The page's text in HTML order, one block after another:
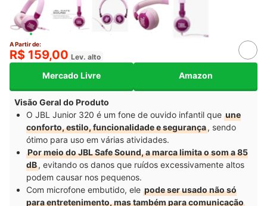
A Partir de:
R$ 159,00 Lev. alto
Mercado Livre Amazon
Visão Geral do Produto
O JBL Junior 320 é um fone de ouvido infantil que une
conforto, estilo, funcionalidade e segurança, sendo
ótimo para uso em várias atividades.
Por meio do JBL Safe Sound, a marca limita o som a 85
dB, evitando os danos que ruídos excessivamente altos
podem causar nos pequenos.
Com microfone embutido, ele pode ser usado não só
para entretenimento, mas também para comunicação